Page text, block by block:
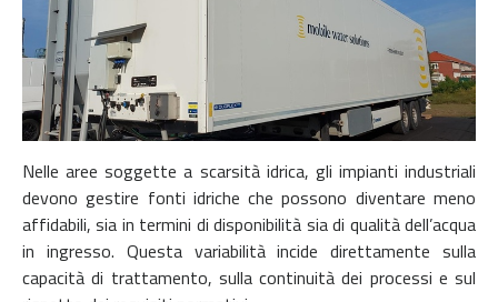
Nelle aree soggette a scarsità idrica, gli impianti industriali
devono gestire fonti idriche che possono diventare meno
affidabili, sia in termini di disponibilità sia di qualità dell’acqua
in ingresso. Questa variabilità incide direttamente sulla
capacità di trattamento, sulla continuità dei processi e sul